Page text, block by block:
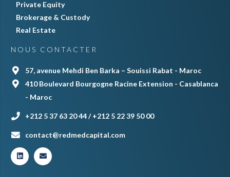
Private Equity
Brokerage & Custody
Real Estate
NOUS CONTACTER
57, avenue Mehdi Ben Barka – Souissi Rabat - Maroc
410 Boulevard Bourgogne Racine Extension - Casablanca
- Maroc
+212 5 37 63 20 44 / +212 5 22 39 50 00
contact@redmedcapital.com